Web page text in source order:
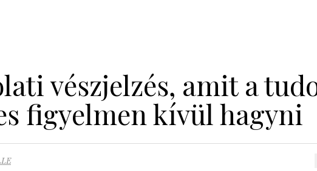
vészjelzés, amit a
figyelmen kívül hagyni